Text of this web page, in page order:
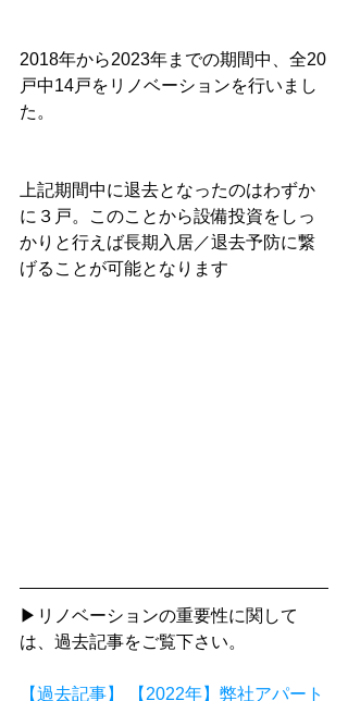
2018年から2023年までの期間中、全20
戸中14戸をリノベーションを行いまし
た。
上記期間中に退去となったのはわずか
に３戸。このことから設備投資をしっ
かりと行えば長期入居／退去予防に繋
げることが可能となります
▶リノベーションの重要性に関して
は、過去記事をご覧下さい。
【過去記事】 【2022年】弊社アパート